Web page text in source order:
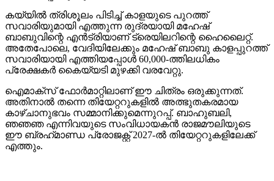
കയ്യില്‍ ത്രിശൂലം പിടിച്ച് കാളയുടെ പുറത്ത്
സവാരിയുമായി എത്തുന്ന രുദ്രയായി മഹേഷ്
ബാബുവിന്റെ എന്‍ട്രിയാണ് ട്രെയിലറിന്റെ ഹൈലൈറ്റ്.
അതേപോലെ, വേദിയിലേക്കും മഹേഷ് ബാബു കാളപ്പുറത്ത്
സവാരിയായി എത്തിയപ്പോള്‍ 60,000-ത്തിലധികം
പ്രേക്ഷകര്‍ കൈയ്യടി മുഴക്കി വരവേറ്റു.
ഐമാക്‌സ് ഫോര്‍മാറ്റിലാണ് ഈ ചിത്രം ഒരുക്കുന്നത്.
അതിനാല്‍ തന്നെ തിയേറ്ററുകളില്‍ അത്ഭുതകരമായ
കാഴ്ചാനുഭവം സമ്മാനിക്കുമെന്നുറപ്പ്. ബാഹുബലി,
ഞഞഞ എന്നിവയുടെ സംവിധായകന്‍ രാജമൗലിയുടെ
ഈ ബ്രഹ്‌മാണ്ഡ പ്രോജക്റ്റ് 2027-ല്‍ തിയേറ്ററുകളിലേക്ക്
എത്തും.